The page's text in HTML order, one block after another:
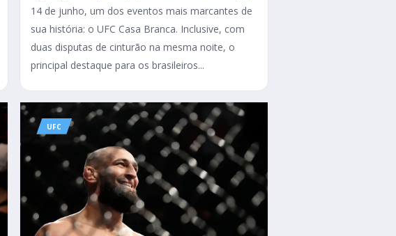
14 de junho, um dos eventos mais marcantes de
sua história: o UFC Casa Branca. Inclusive, com
duas disputas de cinturão na mesma noite, o
principal destaque para os brasileiros...
UFC